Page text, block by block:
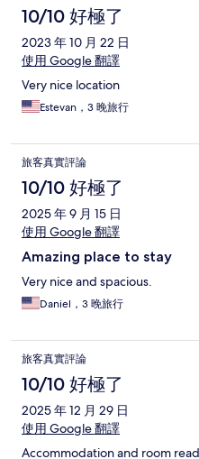
10/10 好極了
2023 年 10 月 22 日
使用 Google 翻譯
Very nice location
Estevan，3 晚旅行
旅客真實評論
10/10 好極了
2025 年 9 月 15 日
使用 Google 翻譯
Amazing place to stay
Very nice and spacious.
Daniel，3 晚旅行
旅客真實評論
10/10 好極了
2025 年 12 月 29 日
使用 Google 翻譯
Accommodation and room